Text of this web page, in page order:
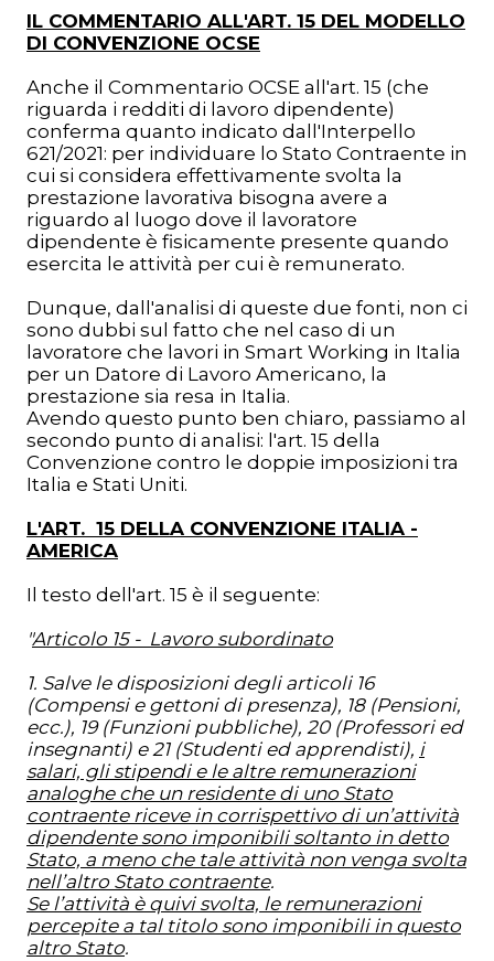
IL COMMENTARIO ALL'ART. 15 DEL MODELLO
DI CONVENZIONE OCSE
Anche il Commentario OCSE all'art. 15 (che
riguarda i redditi di lavoro dipendente)
conferma quanto indicato dall'Interpello
621/2021: per individuare lo Stato Contraente in
cui si considera effettivamente svolta la
prestazione lavorativa bisogna avere a
riguardo al luogo dove il lavoratore
dipendente è fisicamente presente quando
esercita le attività per cui è remunerato.
Dunque, dall'analisi di queste due fonti, non ci
sono dubbi sul fatto che nel caso di un
lavoratore che lavori in Smart Working in Italia
per un Datore di Lavoro Americano, la
prestazione sia resa in Italia.
Avendo questo punto ben chiaro, passiamo al
secondo punto di analisi: l'art. 15 della
Convenzione contro le doppie imposizioni tra
Italia e Stati Uniti.
L'ART. 15 DELLA CONVENZIONE ITALIA -
AMERICA
Il testo dell'art. 15 è il seguente:
"Articolo 15 - Lavoro subordinato
1. Salve le disposizioni degli articoli 16
(Compensi e gettoni di presenza), 18 (Pensioni,
ecc.), 19 (Funzioni pubbliche), 20 (Professori ed
insegnanti) e 21 (Studenti ed apprendisti), i
salari, gli stipendi e le altre remunerazioni
analoghe che un residente di uno Stato
contraente riceve in corrispettivo di un’attività
dipendente sono imponibili soltanto in detto
Stato, a meno che tale attività non venga svolta
nell’altro Stato contraente.
Se l’attività è quivi svolta, le remunerazioni
percepite a tal titolo sono imponibili in questo
altro Stato.